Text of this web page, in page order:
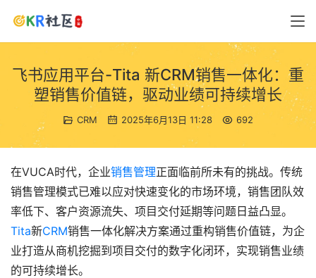
飞书应用平台-Tita 新CRM销售一体化：重
塑销售价值链，驱动业绩可持续增长
CRM 2025年6月13日 11:28 692
在VUCA时代，企业销售管理正面临前所未有的挑战。传统
销售管理模式已难以应对快速变化的市场环境，销售团队效
率低下、客户资源流失、项目交付延期等问题日益凸显。
Tita新CRM销售一体化解决方案通过重构销售价值链，为企
业打造从商机挖掘到项目交付的数字化闭环，实现销售业绩
的可持续增长。